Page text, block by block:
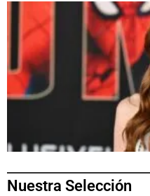
Nuestra Selección